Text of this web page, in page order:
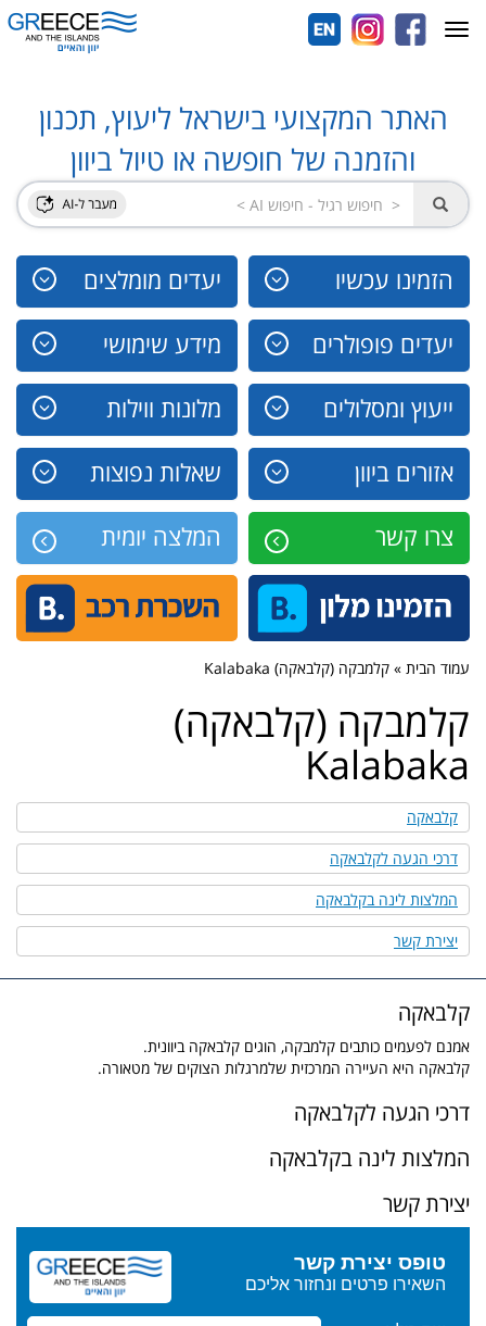
האתר המקצועי בישראל ליעוץ, תכנון
והזמנה של חופשה או טיול ביוון
הזמינו עכשיו יעדים מומלצים
יעדים פופולרים מידע שימושי
ייעוץ ומסלולים מלונות ווילות
אזורים ביוון שאלות נפוצות
צרו קשר המלצה יומית
Toggle
navigation
עמוד הבית » קלמבקה (קלבאקה) Kalabaka
קלמבקה (קלבאקה)
Kalabaka
קלבאקה
דרכי הגעה לקלבאקה
המלצות לינה בקלבאקה
יצירת קשר
קלבאקה
אמנם לפעמים כותבים קלמבקה, הוגים קלבאקה ביוונית.
קלבאקה היא העיירה המרכזית שלמרגלות הצוקים של מטאורה.
דרכי הגעה לקלבאקה
המלצות לינה בקלבאקה
יצירת קשר